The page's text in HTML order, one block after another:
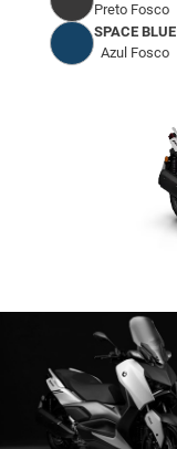
Preto Fosco
SPACE BLUE
Azul Fosco